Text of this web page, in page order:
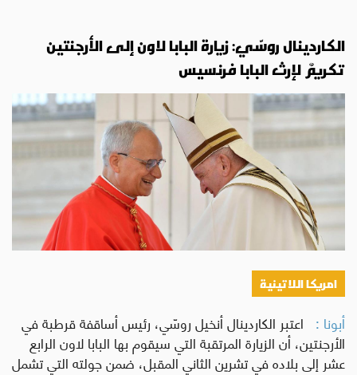
الكاردينال روسّي: زيارة البابا لاون إلى الأرجنتين
تكريمٌ لإرث البابا فرنسيس
امريكا اللاتينية
أبونا : اعتبر الكاردينال أنخيل روسّي، رئيس أساقفة قرطبة في
الأرجنتين، أن الزيارة المرتقبة التي سيقوم بها البابا لاون الرابع
عشر إلى بلاده في تشرين الثاني المقبل، ضمن جولته التي تشمل